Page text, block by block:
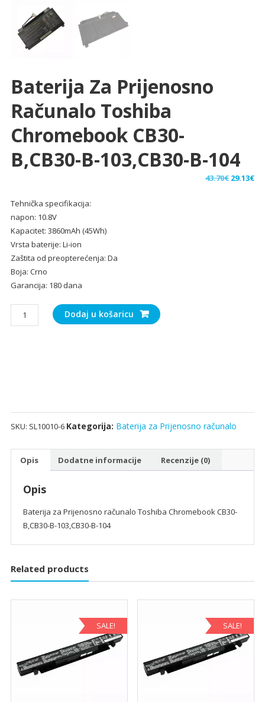
Baterija Za Prijenosno
Računalo Toshiba
Chromebook CB30-
B,CB30-B-103,CB30-B-104
43.70€ Izvorna
29.13€
Tehnička specifikacija:
napon: 10.8V
Kapacitet: 3860mAh (45Wh)
Vrsta baterije: Li-ion
Zaštita od preopterećenja: Da
Boja: Crno
Garancija: 180 dana
Baterija
za
103,CB30-
B-
104
Dodaj u košaricu
SKU: SL10010-6 Kategorija: Baterija za Prijenosno računalo
Opis Dodatne informacije Recenzije (0)
Opis
Baterija za Prijenosno računalo Toshiba Chromebook CB30-
B,CB30-B-103,CB30-B-104
Related products
SALE! SALE!